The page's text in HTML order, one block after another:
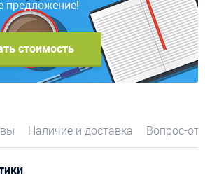
предложение!
стоимость
Наличие и доставка Вопрос-